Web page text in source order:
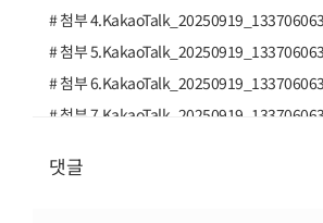
# 첨부
# 첨부
# 첨부
# 첨부
# 첨부
댓글